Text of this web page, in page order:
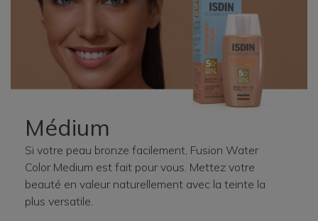
Médium
Si votre peau bronze facilement, Fusion Water
Color Medium est fait pour vous. Mettez votre
beauté en valeur naturellement avec la teinte la
plus versatile.